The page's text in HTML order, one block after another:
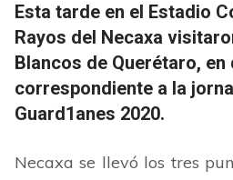
Esta tarde en el Estadio
Rayos del Necaxa
Blancos de Querétaro, en
correspondiente a la
Guard1anes 2020.
Necaxa se llevó los tres